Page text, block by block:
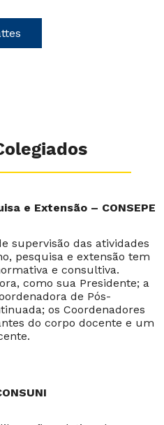
e Extensão – CONSEPE
supervisão das atividades
pesquisa e extensão tem
e consultiva.
como sua Presidente; a
de Pós-
os Coordenadores
do corpo docente e um